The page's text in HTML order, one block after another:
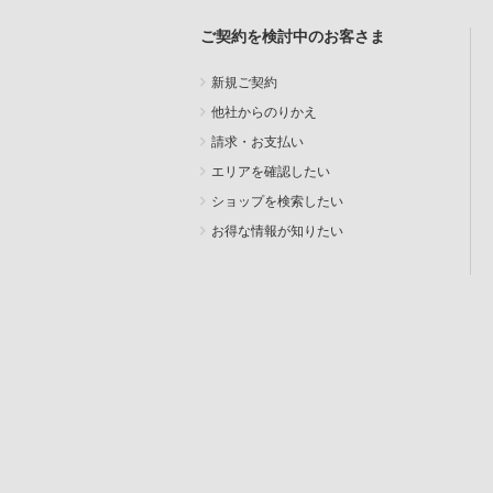
ご契約を検討中のお客さま
新規ご契約
他社からのりかえ
請求・お支払い
エリアを確認したい
ショップを検索したい
お得な情報が知りたい